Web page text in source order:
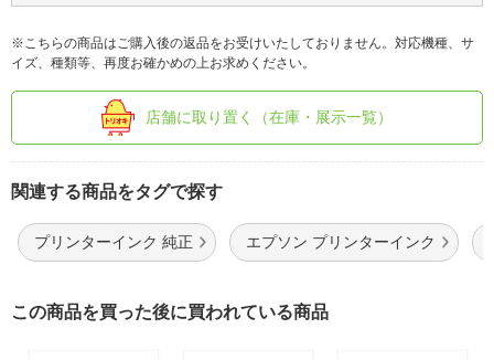
※こちらの商品はご購入後の返品をお受けいたしておりません。対応機種、サ
イズ、種類等、再度お確かめの上お求めください。
店舗に取り置く（在庫・展示一覧）
関連する商品をタグで探す
プリンターインク 純正 エプソン プリンターインク
この商品を買った後に買われている商品